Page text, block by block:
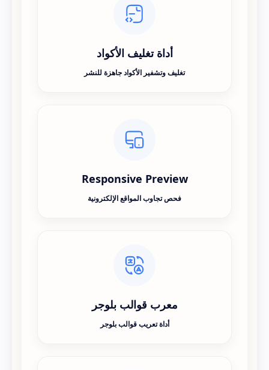
أداة تغليف الأكواد
تغليف وتشفير الأكواد جاهزة للنشر
Responsive Preview
فحص تجاوب المواقع الإلكترونية
معرب قوالب بلوجر
أداة تعريب قوالب بلوجر